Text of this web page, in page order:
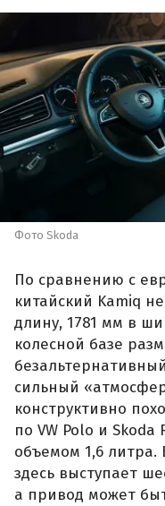
Фото Skoda
По сравнению с
китайский Kamiq
длину, 1781 мм в
колесной базе
сильный
конструктивно
по VW Polo и Skoda
объемом 1,6 литра.
здесь выступает
а привод может